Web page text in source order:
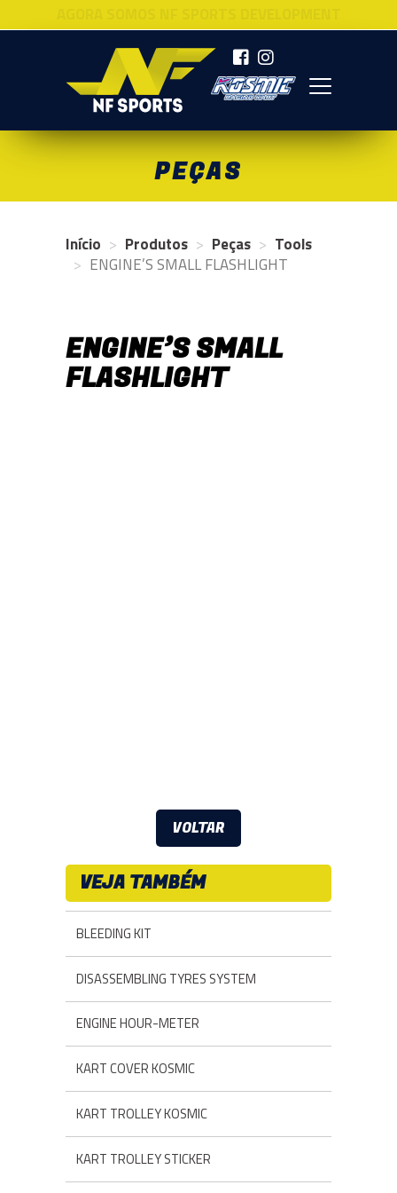
NF
PEÇAS
Início Produtos Peças
Tools
ENGINE’S SMALL FLASHLIGHT
ENGINE’S SMALL
FLASHLIGHT
VOLTAR
VEJA TAMBÉM
BLEEDING KIT
DISASSEMBLING TYRES SYSTEM
ENGINE HOUR-METER
KART COVER KOSMIC
KART TROLLEY KOSMIC
KART TROLLEY STICKER